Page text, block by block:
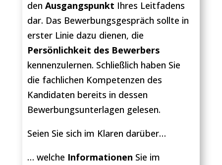
den Ausgangspunkt Ihres Leitfadens
dar. Das Bewerbungsgespräch sollte in
erster Linie dazu dienen, die
Persönlichkeit des Bewerbers
kennenzulernen. Schließlich haben Sie
die fachlichen Kompetenzen des
Kandidaten bereits in dessen
Bewerbungsunterlagen gelesen.
Seien Sie sich im Klaren darüber…
… welche Informationen Sie im